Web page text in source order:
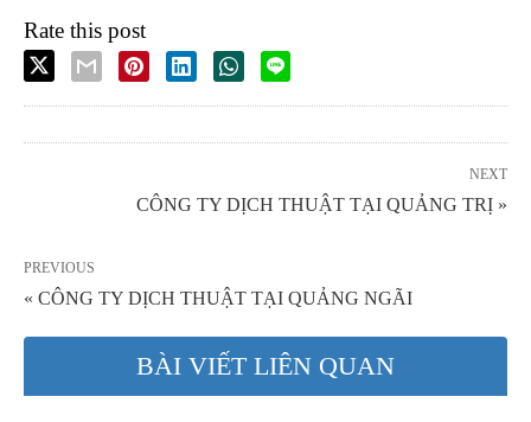
Rate this post
NEXT
CÔNG TY DỊCH THUẬT TẠI QUẢNG TRỊ »
PREVIOUS
« CÔNG TY DỊCH THUẬT TẠI QUẢNG NGÃI
BÀI VIẾT LIÊN QUAN